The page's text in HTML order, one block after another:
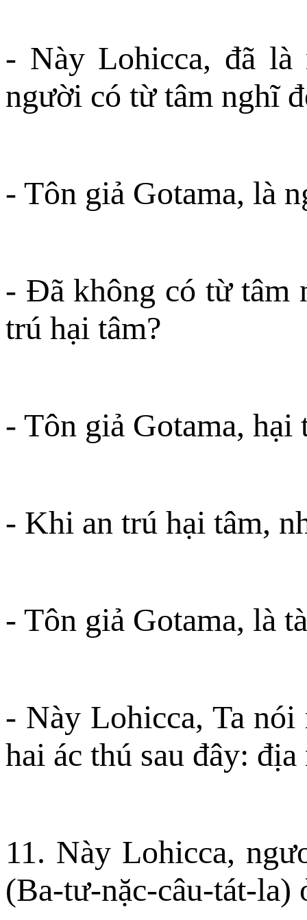
- Này Lohicca, đã
người có từ tâm nghĩ
- Tôn giả Gotama, là
- Ðã không có từ tâm
trú hại tâm?
- Tôn giả Gotama, hại
- Khi an trú hại tâm,
- Tôn giả Gotama, là
- Này Lohicca, Ta nói
hai ác thú sau đây:
11. Này Lohicca,
(Ba-tư-nặc-câu-tát-la)